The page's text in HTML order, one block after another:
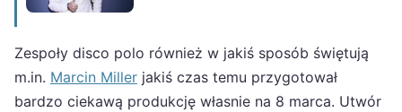
Zespoły disco polo również w jakiś sposób świętują
m.in. Marcin Miller jakiś czas temu przygotował
bardzo ciekawą produkcję własnie na 8 marca. Utwór